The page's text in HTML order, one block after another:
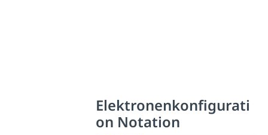
Elektronenkonfigurati
on Notation